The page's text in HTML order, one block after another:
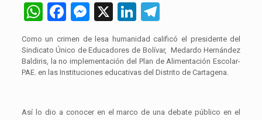
WhatsApp
Facebook
Messenger
X LinkedIn
Como un crimen de lesa humanidad calificó el presidente del
Sindicato Único de Educadores de Bolívar, Medardo Hernández
Baldiris, la no implementación del Plan de Alimentación Escolar-
PAE. en las Instituciones educativas del Distrito de Cartagena.
Así lo dio a conocer en el marco de una debate público en el